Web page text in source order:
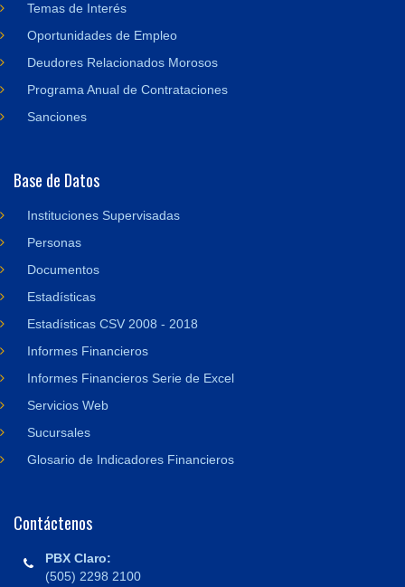
Temas de Interés
Oportunidades de Empleo
Deudores Relacionados Morosos
Programa Anual de Contrataciones
Sanciones
Base de Datos
Instituciones Supervisadas
Personas
Documentos
Estadísticas
Estadísticas CSV 2008 - 2018
Informes Financieros
Informes Financieros Serie de Excel
Servicios Web
Sucursales
Glosario de Indicadores Financieros
Contáctenos
PBX Claro:
(505) 2298 2100